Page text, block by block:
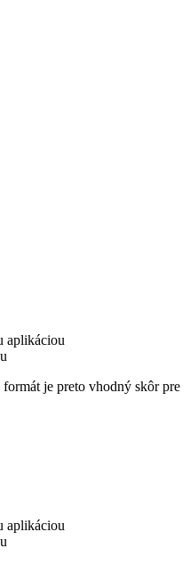
aplikáciou
je preto vhodný skôr pre
aplikáciou